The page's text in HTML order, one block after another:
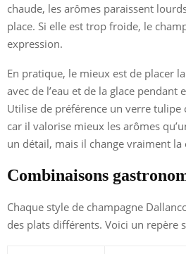
chaude, les arômes paraissent
place. Si elle est trop froide, le
expression.
En pratique, le mieux est de placer
avec de l’eau et de la glace
Utilise de préférence un verre tulipe
car il valorise mieux les arômes
un détail, mais il change vraiment la
Combinaisons
Chaque style de champagne
des plats différents. Voici un repère